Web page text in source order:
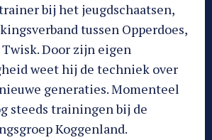
bij het jeugdschaatsen,
tussen Opperdoes,
Door zijn eigen
weet hij de techniek over
generaties. Momenteel
steeds trainingen bij de
Koggenland.